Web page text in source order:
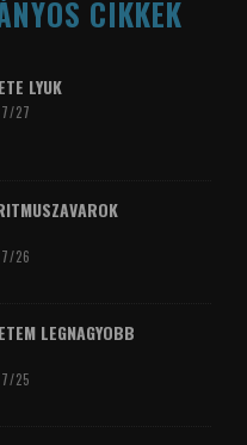
CIKKEK
LYUK
27
26
LEGNAGYOBB
25